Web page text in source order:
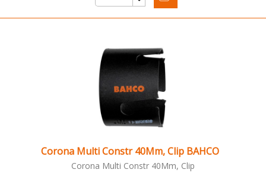
Corona Multi Constr 40Mm, Clip BAHCO
Corona Multi Constr 40Mm, Clip